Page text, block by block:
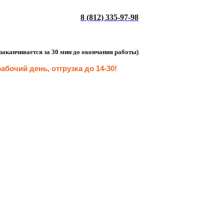
8 (812) 335-97-98
за 30 мин до окончания работы)
день, отгрузка до 14-30!